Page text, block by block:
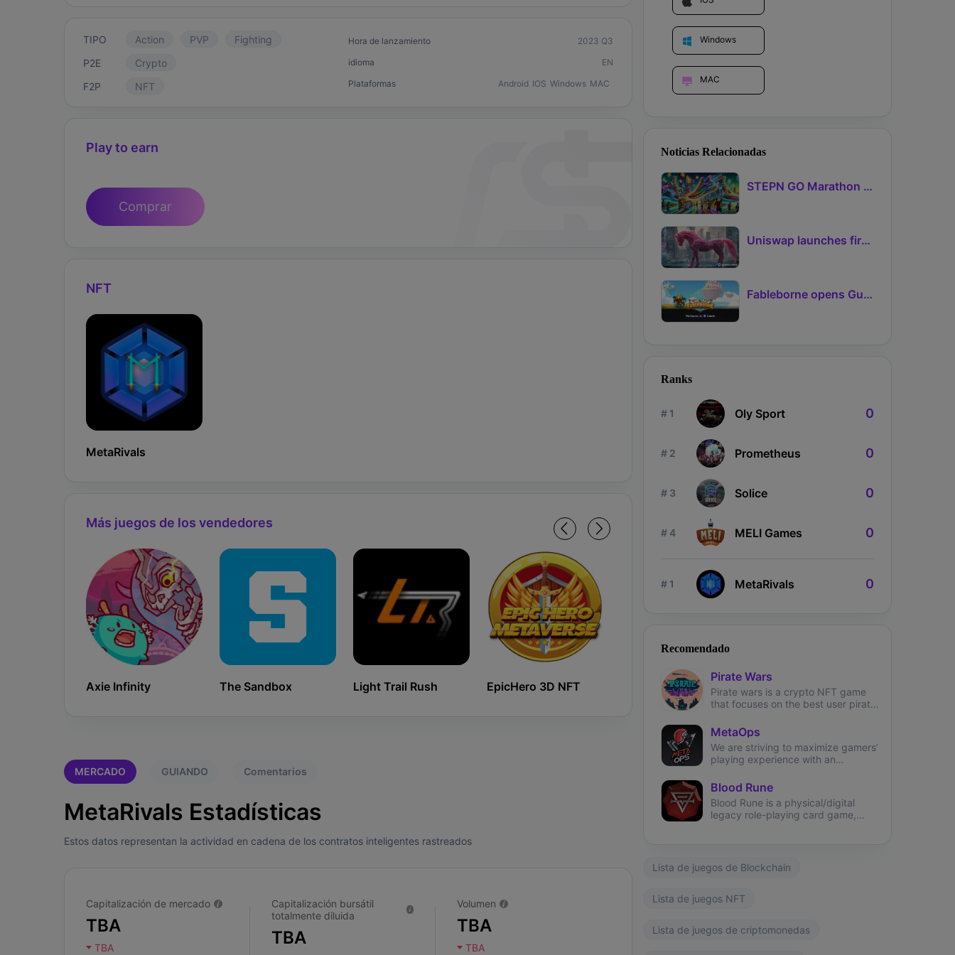
TIPO Action PVP
Fighting
P2E
Crypto
F2P
NFT
Hora de lanzamiento
2023 Q3
idioma
EN
Plataformas
Android IOS Windows MAC
Play to earn
Comprar
NFT
MetaRivals
Más juegos de los vendedores
Axie Infinity The Sandbox Light Trail Rush EpicHero 3D NFT Kingdom Karnage The Fabled
MERCADO GUIANDO Comentarios
MetaRivals Estadísticas
Estos datos representan la actividad en cadena de los contratos inteligentes rastreados
Capitalización de mercado
TBA
TBA
Capitalización bursátil
totalmente diluida
TBA
Volumen
TBA
TBA
Windows
MAC
Noticias Relacionadas
STEPN GO Marathon Challenge Season 3: Sign-Ups Live With Teams and Missed-Day Insurance
Uniswap launches first Robinhood Chain launchpad
Fableborne opens Guild signups for Season 5 as Guilds 2.0 lifts the prize pool to 95%
Ranks
# 1 Oly Sport 0
# 2 Prometheus 0
# 3 Solice 0
# 4 MELI Games 0
# 1 MetaRivals 0
Recomendado
Pirate Wars
Pirate wars is a crypto NFT game
that focuses on the best user pirate
MetaOps
We are striving to maximize gamers’
playing experience with an
shooter on Solana.
Blood Rune
Blood Rune is a physical/digital
legacy role-playing card game,
Lista de juegos de Blockchain
Lista de juegos NFT
Lista de juegos de criptomonedas